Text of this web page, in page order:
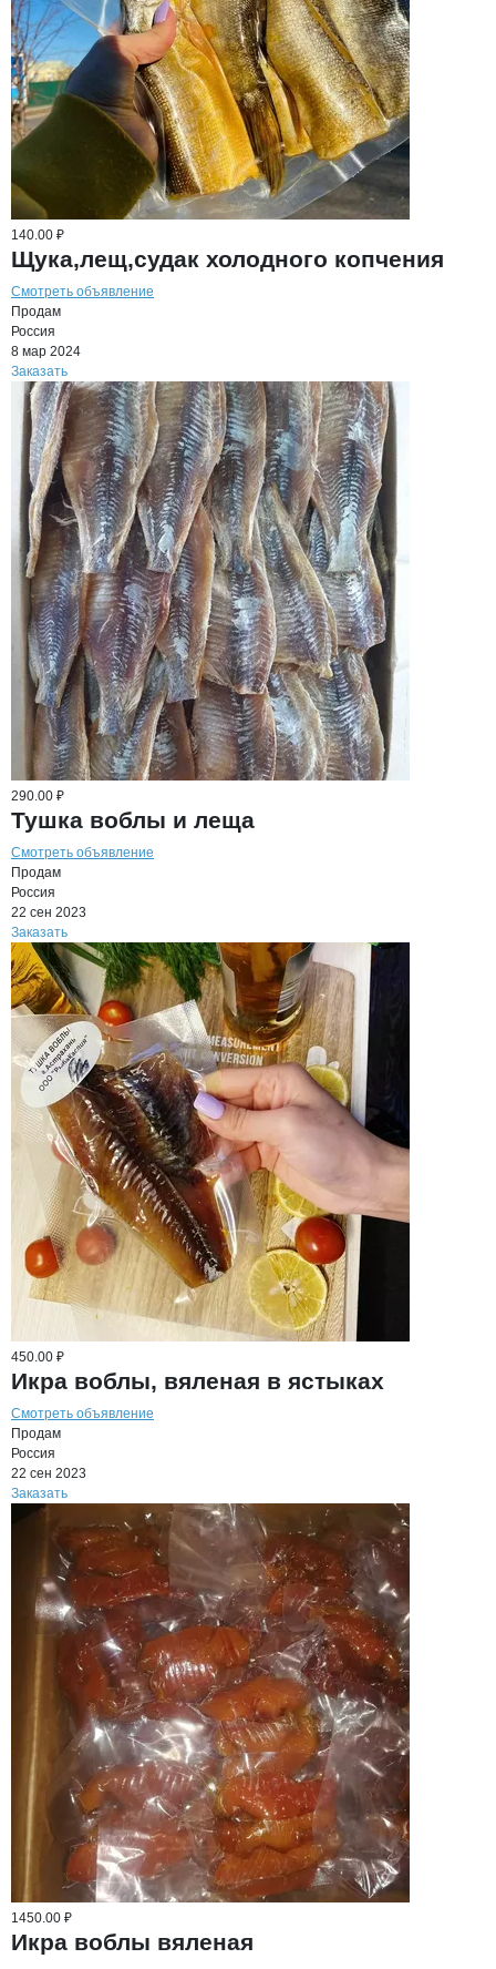
140.00 ₽
Щука,лещ,судак холодного копчения
Смотреть объявление
Продам
Россия
8 мар 2024
Заказать
290.00 ₽
Тушка воблы и леща
Смотреть объявление
Продам
Россия
22 сен 2023
Заказать
450.00 ₽
Икра воблы, вяленая в ястыках
Смотреть объявление
Продам
Россия
22 сен 2023
Заказать
1450.00 ₽
Икра воблы вяленая